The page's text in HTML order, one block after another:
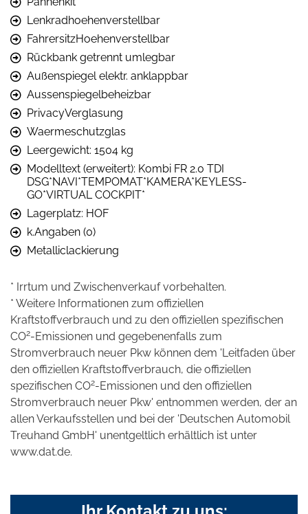
Lenkradhoehenverstellbar
FahrersitzHoehenverstellbar
Rückbank getrennt umlegbar
Außenspiegel elektr. anklappbar
Aussenspiegelbeheizbar
PrivacyVerglasung
Waermeschutzglas
Leergewicht: 1504 kg
Modelltext (erweitert): Kombi FR 2.0 TDI
DSG*NAVI*TEMPOMAT*KAMERA*KEYLESS-
GO*VIRTUAL COCKPIT*
Lagerplatz: HOF
k.Angaben (0)
Metalliclackierung
* Irrtum und Zwischenverkauf vorbehalten.
* Weitere Informationen zum offiziellen
Kraftstoffverbrauch und zu den offiziellen spezifischen
CO2-Emissionen und gegebenenfalls zum
Stromverbrauch neuer Pkw können dem 'Leitfaden über
den offiziellen Kraftstoffverbrauch, die offiziellen
spezifischen CO2-Emissionen und den offiziellen
Stromverbrauch neuer Pkw' entnommen werden, der an
allen Verkaufsstellen und bei der 'Deutschen Automobil
Treuhand GmbH' unentgeltlich erhältlich ist unter
www.dat.de.